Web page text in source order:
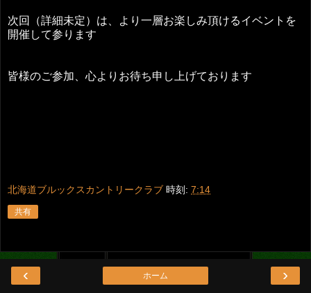
次回（詳細未定）は、より一層お楽しみ頂けるイベントを
開催して参ります
皆様のご参加、心よりお待ち申し上げております
北海道ブルックスカントリークラブ 時刻: 7:14
共有
‹ ›
ホーム